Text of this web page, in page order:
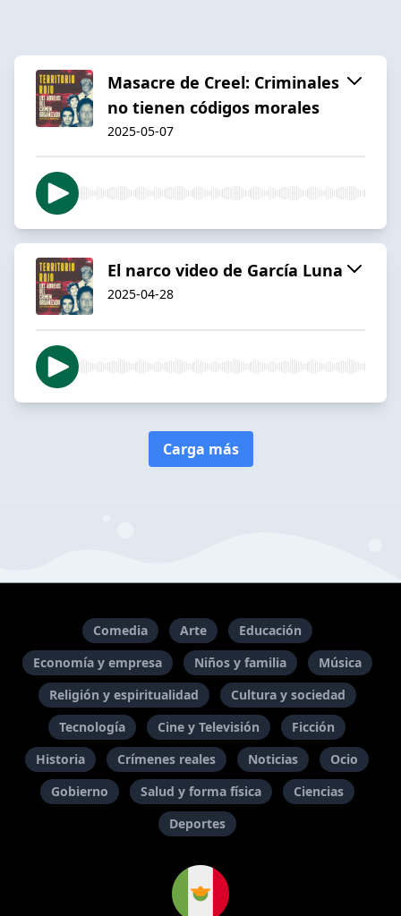
Masacre de Creel: Criminales
no tienen códigos morales
2025-05-07
El narco video de García Luna
2025-04-28
Carga más
Comedia Arte
Educación
Economía y empresa
Niños y familia
Música
Religión y espiritualidad
Cultura y sociedad
Tecnología
Cine y Televisión
Ficción
Historia
Crímenes reales Noticias
Ocio
Gobierno
Salud y forma física
Ciencias
Deportes